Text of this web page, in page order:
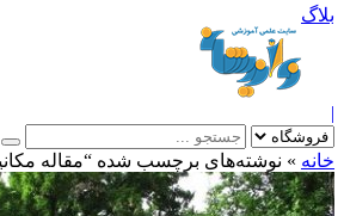
»نوشته‌های برچسب شده “مقاله مکانیابی”